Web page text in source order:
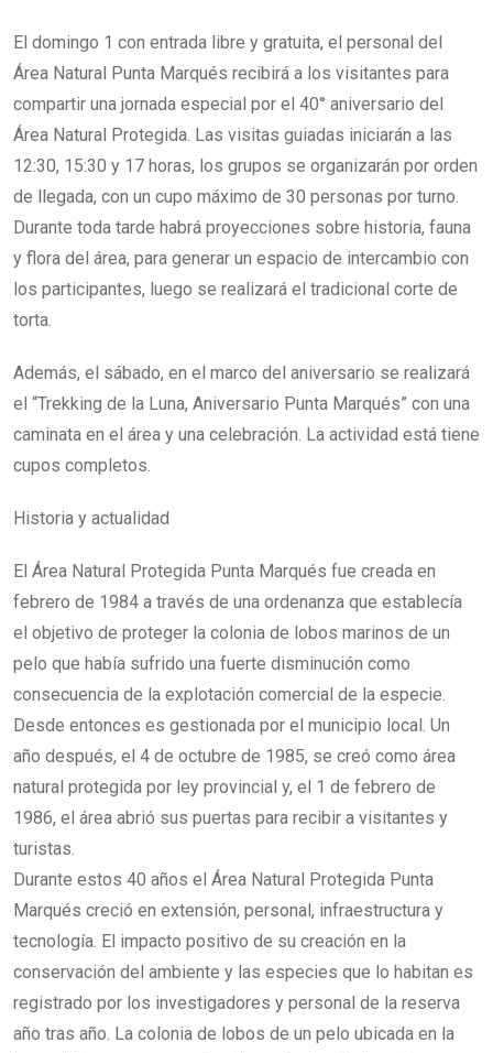
El domingo 1 con entrada libre y gratuita, el personal del
Área Natural Punta Marqués recibirá a los visitantes para
compartir una jornada especial por el 40° aniversario del
Área Natural Protegida. Las visitas guiadas iniciarán a las
12:30, 15:30 y 17 horas, los grupos se organizarán por orden
de llegada, con un cupo máximo de 30 personas por turno.
Durante toda tarde habrá proyecciones sobre historia, fauna
y flora del área, para generar un espacio de intercambio con
los participantes, luego se realizará el tradicional corte de
torta.
Además, el sábado, en el marco del aniversario se realizará
el “Trekking de la Luna, Aniversario Punta Marqués” con una
caminata en el área y una celebración. La actividad está tiene
cupos completos.
Historia y actualidad
El Área Natural Protegida Punta Marqués fue creada en
febrero de 1984 a través de una ordenanza que establecía
el objetivo de proteger la colonia de lobos marinos de un
pelo que había sufrido una fuerte disminución como
consecuencia de la explotación comercial de la especie.
Desde entonces es gestionada por el municipio local. Un
año después, el 4 de octubre de 1985, se creó como área
natural protegida por ley provincial y, el 1 de febrero de
1986, el área abrió sus puertas para recibir a visitantes y
turistas.
Durante estos 40 años el Área Natural Protegida Punta
Marqués creció en extensión, personal, infraestructura y
tecnología. El impacto positivo de su creación en la
conservación del ambiente y las especies que lo habitan es
registrado por los investigadores y personal de la reserva
año tras año. La colonia de lobos de un pelo ubicada en la